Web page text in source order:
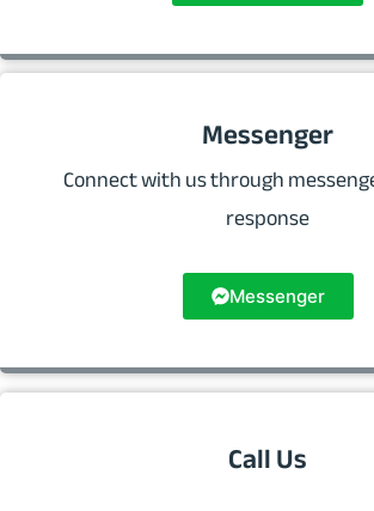
Messenger
Connect with us through
response
Messenger
Call Us